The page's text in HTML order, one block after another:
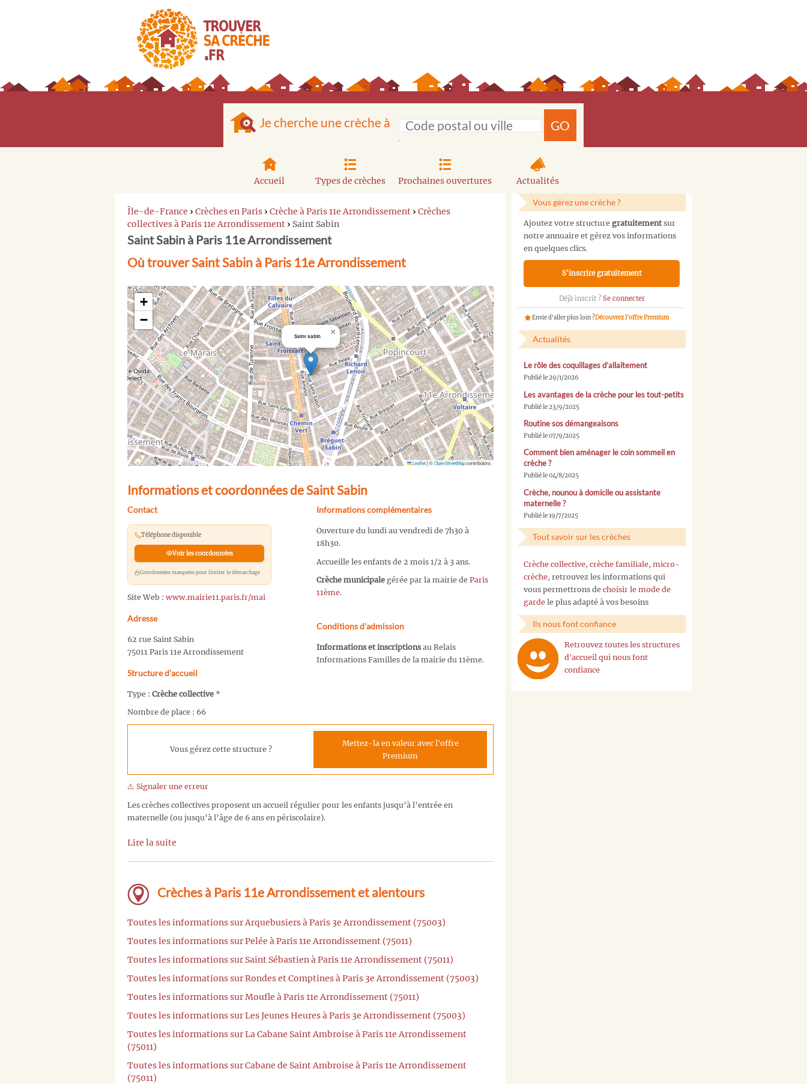
Je cherche une crèche à GO
Accueil Types de crèches Prochaines ouvertures Actualités
Île-de-France › Crèches en Paris › Crèche à Paris 11e Arrondissement › Crèches
collectives à Paris 11e Arrondissement › Saint Sabin
Saint Sabin à Paris 11e Arrondissement
Où trouver Saint Sabin à Paris 11e Arrondissement
Saint sabin ×
+
−
Leaflet|©OpenStreetMapcontributors
Informations et coordonnées de Saint Sabin
Contact
Téléphone disponible
Voir les coordonnées
Coordonnées masquées pour limiter le démarchage
Site Web : www.mairie11.paris.fr/mai
Adresse
62 rue Saint Sabin
75011 Paris 11e Arrondissement
Structure d’accueil
Type : Crèche collective *
Nombre de place : 66
Informations complémentaires
Ouverture du lundi au vendredi de 7h30 à
18h30.
Accueille les enfants de 2 mois 1/2 à 3 ans.
Crèche municipalegérée par la mairie de Paris
11ème.
Conditions d'admission
Informations et inscriptionsau Relais
Informations Familles de la mairie du 11ème.
Vous gérez cette structure ?
Mettez-la en valeur avec l'offre
Premium
⚠️ Signaler une erreur
Les crèches collectives proposent un accueil régulier pour les enfants jusqu’à l’entrée en
maternelle (ou jusqu’à l’âge de 6 ans en périscolaire).
Lire la suite
Crèches à Paris 11e Arrondissement et alentours
Toutes les informations sur Arquebusiers à Paris 3e Arrondissement (75003)
Toutes les informations sur Pelée à Paris 11e Arrondissement (75011)
Toutes les informations sur Saint Sébastien à Paris 11e Arrondissement (75011)
Toutes les informations sur Rondes et Comptines à Paris 3e Arrondissement (75003)
Toutes les informations sur Moufle à Paris 11e Arrondissement (75011)
Toutes les informations sur Les Jeunes Heures à Paris 3e Arrondissement (75003)
Toutes les informations sur La Cabane Saint Ambroise à Paris 11e Arrondissement
(75011)
Toutes les informations sur Cabane de Saint Ambroise à Paris 11e Arrondissement
(75011)
Vous gérez une crèche ?
Ajoutez votre structure gratuitementsur
notre annuaire et gérez vos informations
en quelques clics.
S'inscrire gratuitement
Déjà inscrit ? Se connecter
Envie d'aller plus loin ?Découvrez l'offre Premium
Actualités
Le rôle des coquillages d’allaitement
Publié le 29/1/2026
Les avantages de la crèche pour les tout-petits
Publié le 23/9/2025
Routine sos démangeaisons
Publié le 07/9/2025
Comment bien aménager le coin sommeil en
crèche ?
Publié le 04/8/2025
Crèche, nounou à domicile ou assistante
maternelle ?
Publié le 19/7/2025
Tout savoir sur les crèches
Crèche collective, crèche familiale, micro-
crèche, retrouvez les informations qui
vous permettrons de choisir le mode de
garde le plus adapté à vos besoins
Ils nous font confiance
Retrouvez toutes les structures
d'accueil qui nous font
confiance